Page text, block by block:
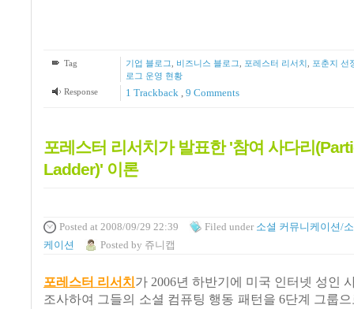
Tag 기업 블로그, 비즈니스 블로그, 포레스터 리서치 , 포춘지 선
로그 운영 현황
Response
1 Trackback 9 Comments
포레스터 리서치가 발표한 '참여 사다리
Ladder)' 이론
Posted at 2008/09/29 22:39 Filed under 소셜 커뮤니케이션/
케이션
Posted by 쥬니캡
포레스터 리서치 가 2006년 하반기에 미국 인터넷 성인
조사하여 그들의 소셜 컴퓨팅 행동 패턴을 6단계 그룹